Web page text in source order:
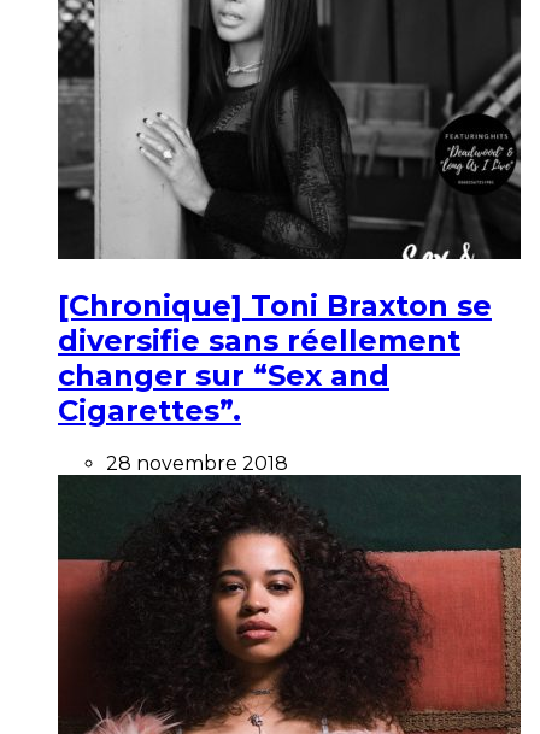
[Chronique] Toni Braxton se
diversifie sans réellement
changer sur “Sex and
Cigarettes”.
28 novembre 2018